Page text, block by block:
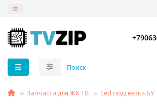
Запчасти для ЖК ТВ Led подсветка БУ